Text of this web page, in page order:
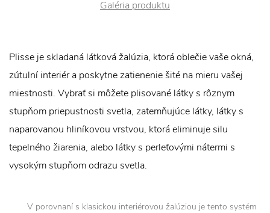
Galéria produktu
Plisse je skladaná látková žalúzia, ktorá oblečie vaše okná,
zútulní interiér a poskytne zatienenie šité na mieru vašej
miestnosti. Vybrať si môžete plisované látky s rôznym
stupňom priepustnosti svetla, zatemňujúce látky, látky s
naparovanou hliníkovou vrstvou, ktorá eliminuje silu
tepelného žiarenia, alebo látky s perleťovými nátermi s
vysokým stupňom odrazu svetla.
V porovnaní s klasickou interiérovou žalúziou je tento systém